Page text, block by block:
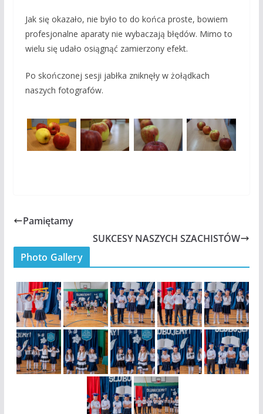
Jak się okazało, nie było to do końca proste, bowiem
profesjonalne aparaty nie wybaczają błędów. Mimo to
wielu się udało osiągnąć zamierzony efekt.
Po skończonej sesji jabłka zniknęły w żołądkach
naszych fotografów.
Pamiętamy
SUKCESY NASZYCH SZACHISTÓW
Photo Gallery